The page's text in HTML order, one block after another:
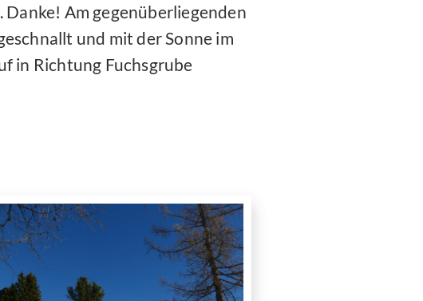
Danke! Am gegenüberliegenden
und mit der Sonne im
in Richtung Fuchsgrube